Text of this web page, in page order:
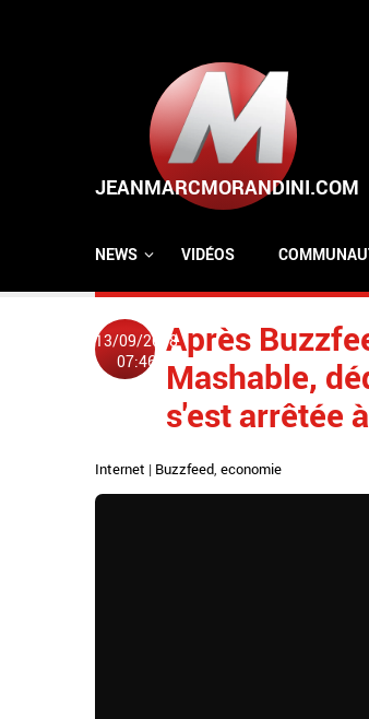
NEWS VIDÉOS
13/09/2018
07:46
Après
Mashable,
s'est arrêtée
Internet | Buzzfeed, economie